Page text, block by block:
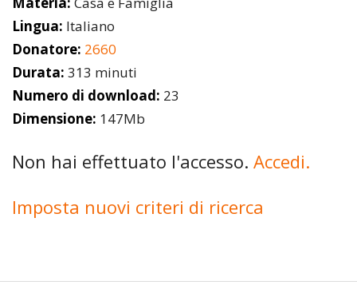
Lingua: Italiano
Donatore: 2660
Durata: 313 minuti
Numero di download: 23
Dimensione: 147Mb
Non hai effettuato l'accesso. Accedi.
Imposta nuovi criteri di ricerca